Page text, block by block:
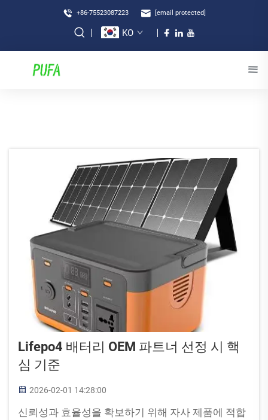
+86-75523087223 [email protected]
KO
Lifepo4 배터리 OEM 파트너 선정 시 핵
심 기준
2026-02-01 14:28:00
신뢰성과 효율성을 확보하기 위해 자사 제품에 적합